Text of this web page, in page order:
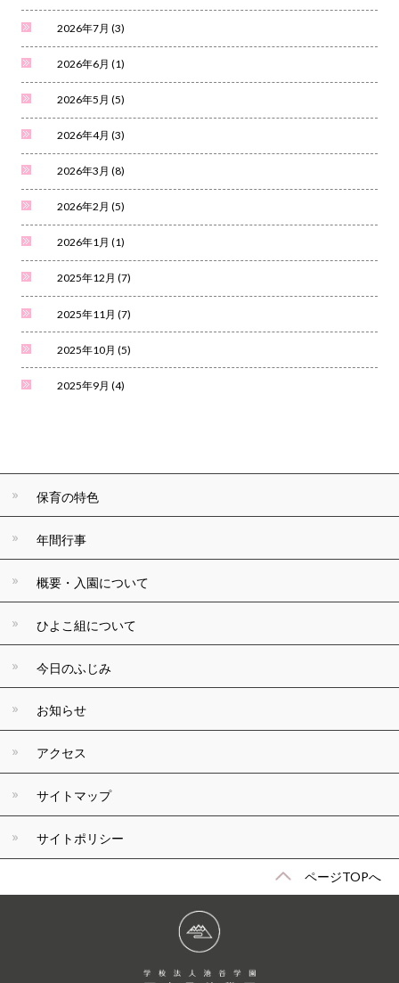
2026年7月 (3)
2026年6月 (1)
2026年5月 (5)
2026年4月 (3)
2026年3月 (8)
2026年2月 (5)
2026年1月 (1)
2025年12月 (7)
2025年11月 (7)
2025年10月 (5)
2025年9月 (4)
保育の特色
年間行事
概要・入園について
ひよこ組について
今日のふじみ
お知らせ
アクセス
サイトマップ
サイトポリシー
ページTOPへ